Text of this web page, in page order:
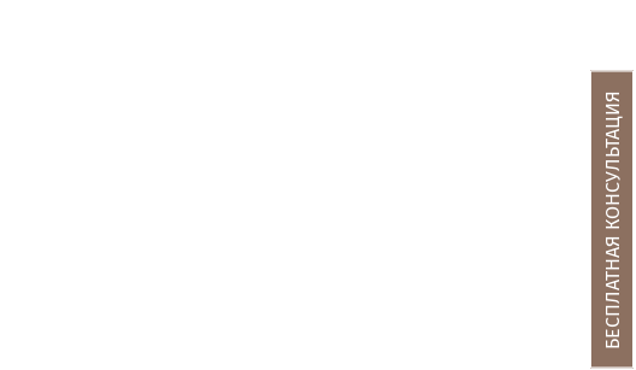
БЕСПЛАТНАЯ КОНСУЛЬТАЦИЯ